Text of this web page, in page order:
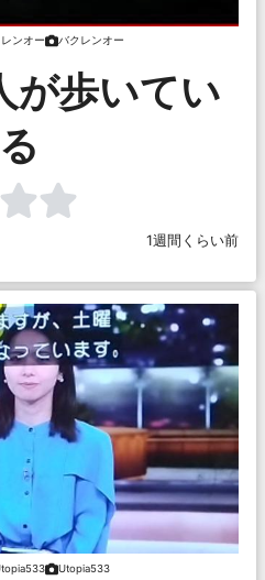
ンオー バクレンオー
が歩いてい
る
1週間くらい前
Utopia533